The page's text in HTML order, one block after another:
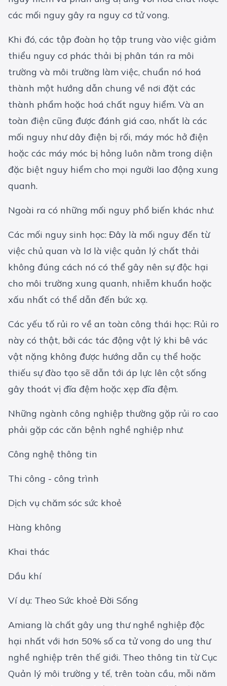
các mối nguy gây ra nguy cơ tử vong.
Khi đó, các tập đoàn họ tập trung vào việc giảm
thiểu nguy cơ phác thải bị phân tán ra môi
trường và môi trường làm việc, chuẩn nó hoá
thành một hướng dẫn chung về nơi đặt các
thành phẩm hoặc hoá chất nguy hiểm. Và an
toàn điện cũng được đánh giá cao, nhất là các
mối nguy như dây điện bị rối, máy móc hở điện
hoặc các máy móc bị hỏng luôn nằm trong diện
đặc biệt nguy hiểm cho mọi người lao động xung
quanh.
Ngoài ra có những mối nguy phổ biến khác như:
Các mối nguy sinh học: Đây là mối nguy đến từ
việc chủ quan và lơ là việc quản lý chất thải
không đúng cách nó có thể gây nên sự độc hại
cho môi trường xung quanh, nhiễm khuẩn hoặc
xấu nhất có thể dẫn đến bức xạ.
Các yếu tố rủi ro về an toàn công thái học: Rủi ro
này có thật, bởi các tác động vật lý khi bê vác
vật nặng không được hướng dẫn cụ thể hoặc
thiếu sự đào tạo sẽ dẫn tới áp lực lên cột sống
gây thoát vị đĩa đệm hoặc xẹp đĩa đệm.
Những ngành công nghiệp thường gặp rủi ro cao
phải gặp các căn bệnh nghề nghiệp như:
Công nghệ thông tin
Thi công - công trình
Dịch vụ chăm sóc sức khoẻ
Hàng không
Khai thác
Dầu khí
Ví dụ: Theo Sức khoẻ Đời Sống
Amiang là chất gây ung thư nghề nghiệp độc
hại nhất với hơn 50% số ca tử vong do ung thư
nghề nghiệp trên thế giới. Theo thông tin từ Cục
Quản lý môi trường y tế, trên toàn cầu, mỗi năm